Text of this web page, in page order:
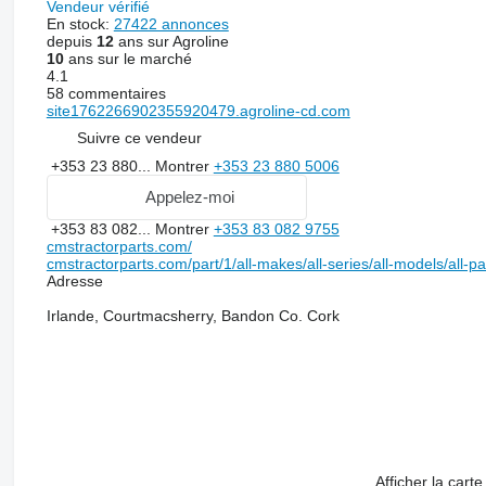
Vendeur vérifié
En stock: 27422 annonces
depuis 12ans sur Agroline
10ans sur le marché
4.1
58 commentaires
site1762266902355920479.agroline-cd.com
Suivre ce vendeur
+353 23 880... Montrer +353 23 880 5006
Appelez-moi
+353 83 082... Montrer +353 83 082 9755
cmstractorparts.com/
cmstractorparts.com/part/1/all-makes/all-series/all-models/all-
Adresse
Irlande, Courtmacsherry, Bandon Co. Cork
Afficher la carte